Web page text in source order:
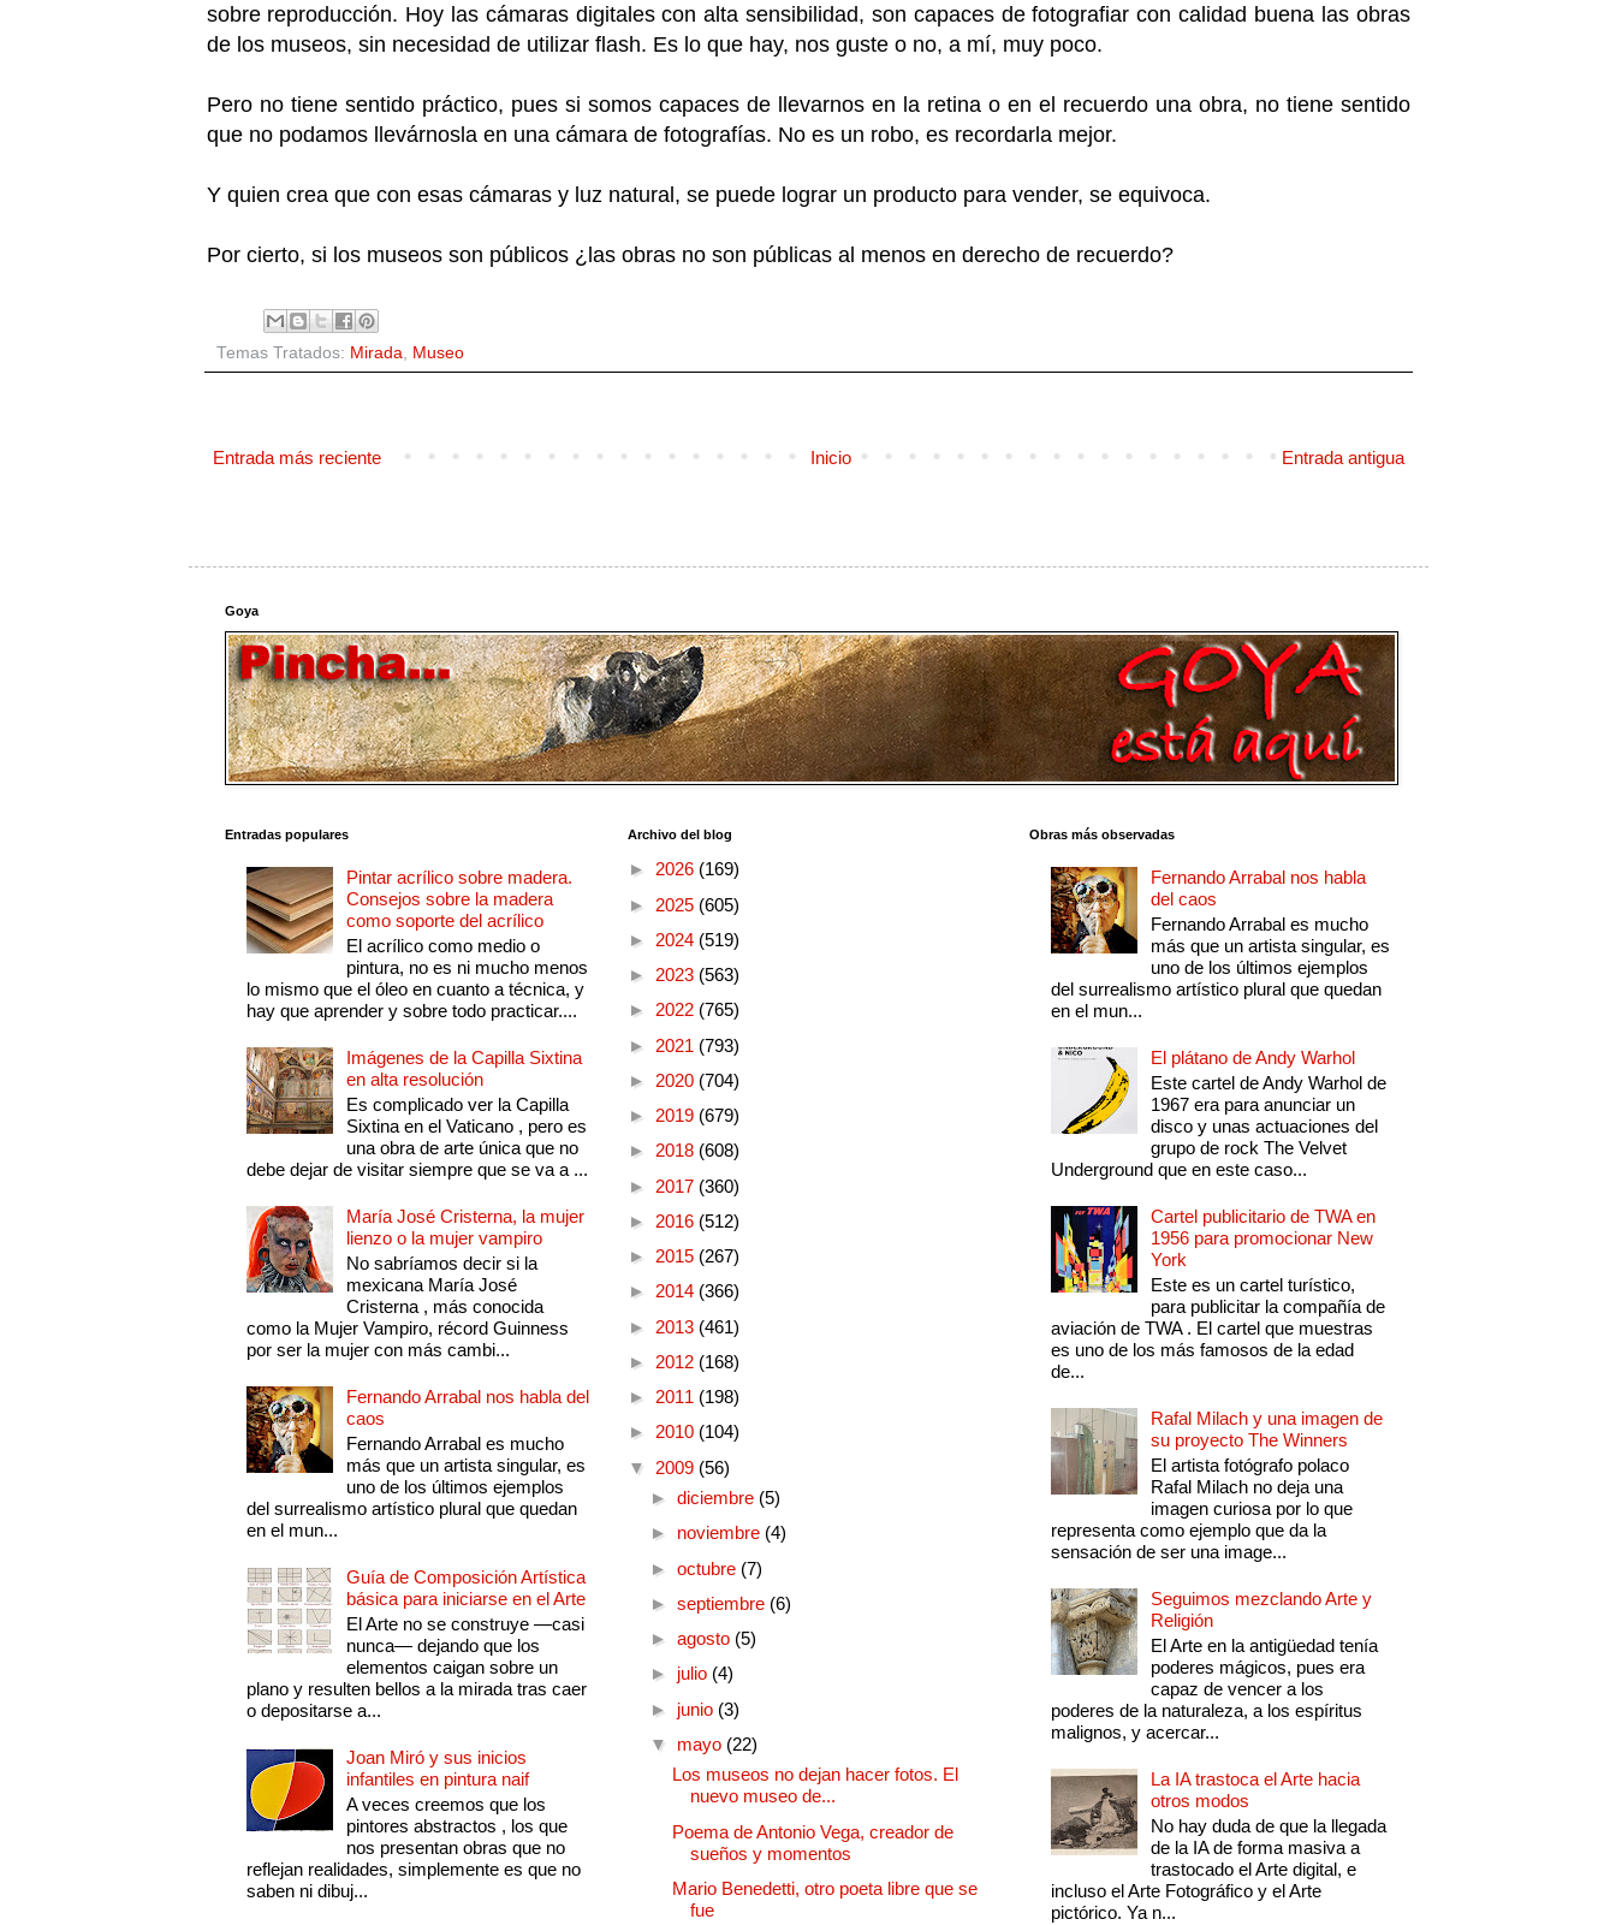
sobre reproducción. Hoy las cámaras digitales con alta sensibilidad, son capaces de fotografiar con calidad buena las obras
de los museos, sin necesidad de utilizar flash. Es lo que hay, nos guste o no, a mí, muy poco.
Pero no tiene sentido práctico, pues si somos capaces de llevarnos en la retina o en el recuerdo una obra, no tiene sentido
que no podamos llevárnosla en una cámara de fotografías. No es un robo, es recordarla mejor.
Y quien crea que con esas cámaras y luz natural, se puede lograr un producto para vender, se equivoca.
Por cierto, si los museos son públicos ¿las obras no son públicas al menos en derecho de recuerdo?
Temas Tratados: Mirada Museo
Entrada más reciente Entrada antigua
Inicio
Goya
Entradas populares
Pintar acrílico sobre madera.
Consejos sobre la madera
como soporte del acrílico
El acrílico como medio o
pintura, no es ni mucho menos
lo mismo que el óleo en cuanto a técnica, y
hay que aprender y sobre todo practicar....
Imágenes de la Capilla Sixtina
en alta resolución
Es complicado ver la Capilla
Sixtina en el Vaticano , pero es
una obra de arte única que no
debe dejar de visitar siempre que se va a ...
María José Cristerna, la mujer
lienzo o la mujer vampiro
No sabríamos decir si la
mexicana María José
Cristerna , más conocida
como la Mujer Vampiro, récord Guinness
por ser la mujer con más cambi...
Fernando Arrabal nos habla del
caos
Fernando Arrabal es mucho
más que un artista singular, es
uno de los últimos ejemplos
del surrealismo artístico plural que quedan
en el mun...
Guía de Composición Artística
básica para iniciarse en el Arte
El Arte no se construye —casi
nunca— dejando que los
elementos caigan sobre un
plano y resulten bellos a la mirada tras caer
o depositarse a...
Joan Miró y sus inicios
infantiles en pintura naif
A veces creemos que los
pintores abstractos , los que
nos presentan obras que no
reflejan realidades, simplemente es que no
saben ni dibuj...
Archivo del blog
► 2026 (169)
► 2025 (605)
► 2024 (519)
► 2023 (563)
► 2022 (765)
► 2021 (793)
► 2020 (704)
► 2019 (679)
► 2018 (608)
► 2017 (360)
► 2016 (512)
► 2015 (267)
► 2014 (366)
► 2013 (461)
► 2012 (168)
► 2011 (198)
► 2010 (104)
▼ 2009 (56)
► diciembre (5)
► noviembre (4)
► octubre (7)
► septiembre (6)
► agosto (5)
► julio (4)
► junio (3)
▼ mayo (22)
Los museos no dejan hacer fotos. El
nuevo museo de...
Poema de Antonio Vega, creador de
sueños y momentos
Mario Benedetti, otro poeta libre que se
fue
Obras más observadas
Fernando Arrabal nos habla
del caos
Fernando Arrabal es mucho
más que un artista singular, es
uno de los últimos ejemplos
del surrealismo artístico plural que quedan
en el mun...
El plátano de Andy Warhol
Este cartel de Andy Warhol de
1967 era para anunciar un
disco y unas actuaciones del
grupo de rock The Velvet
Underground que en este caso...
Cartel publicitario de TWA en
1956 para promocionar New
York
Este es un cartel turístico,
para publicitar la compañía de
aviación de TWA . El cartel que muestras
es uno de los más famosos de la edad
de...
Rafal Milach y una imagen de
su proyecto The Winners
El artista fotógrafo polaco
Rafal Milach no deja una
imagen curiosa por lo que
representa como ejemplo que da la
sensación de ser una image...
Seguimos mezclando Arte y
Religión
El Arte en la antigüedad tenía
poderes mágicos, pues era
capaz de vencer a los
poderes de la naturaleza, a los espíritus
malignos, y acercar...
La IA trastoca el Arte hacia
otros modos
No hay duda de que la llegada
de la IA de forma masiva a
trastocado el Arte digital, e
incluso el Arte Fotográfico y el Arte
pictórico. Ya n...